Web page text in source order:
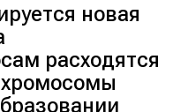
новая
расходятся